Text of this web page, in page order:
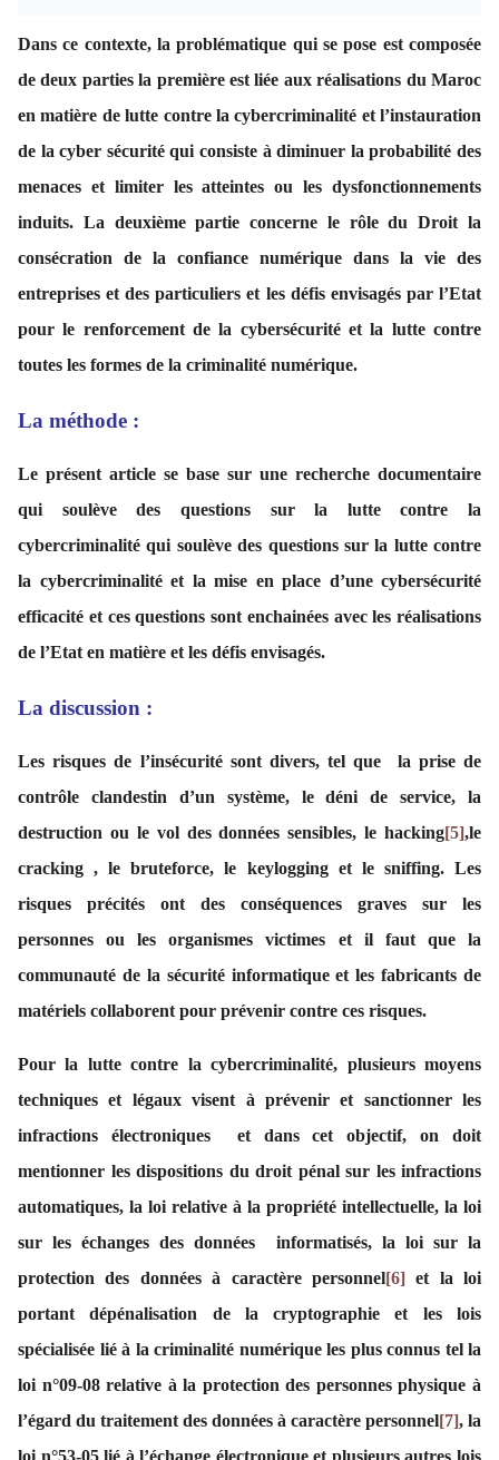
Dans ce contexte, la problématique qui se pose est composée
de deux parties la première est liée aux réalisations du Maroc
en matière de lutte contre la cybercriminalité et l’instauration
de la cyber sécurité qui consiste à diminuer la probabilité des
menaces et limiter les atteintes ou les dysfonctionnements
induits. La deuxième partie concerne le rôle du Droit la
consécration de la confiance numérique dans la vie des
entreprises et des particuliers et les défis envisagés par l’Etat
pour le renforcement de la cybersécurité et la lutte contre
toutes les formes de la criminalité numérique.
La méthode :
Le présent article se base sur une recherche documentaire
qui soulève des questions sur la lutte contre la
cybercriminalité qui soulève des questions sur la lutte contre
la cybercriminalité et la mise en place d’une cybersécurité
efficacité et ces questions sont enchainées avec les réalisations
de l’Etat en matière et les défis envisagés.
La discussion :
Les risques de l’insécurité sont divers, tel que la prise de
contrôle clandestin d’un système, le déni de service, la
destruction ou le vol des données sensibles, le hacking[5],le
cracking , le bruteforce, le keylogging et le sniffing. Les
risques précités ont des conséquences graves sur les
personnes ou les organismes victimes et il faut que la
communauté de la sécurité informatique et les fabricants de
matériels collaborent pour prévenir contre ces risques.
Pour la lutte contre la cybercriminalité, plusieurs moyens
techniques et légaux visent à prévenir et sanctionner les
infractions électroniques et dans cet objectif, on doit
mentionner les dispositions du droit pénal sur les infractions
automatiques, la loi relative à la propriété intellectuelle, la loi
sur les échanges des données informatisés, la loi sur la
protection des données à caractère personnel[6]et la loi
portant dépénalisation de la cryptographie et les lois
spécialisée lié à la criminalité numérique les plus connus tel la
loi n°09-08relative à la protection des personnes physique à
l’égard du traitement des données à caractère personnel[7], la